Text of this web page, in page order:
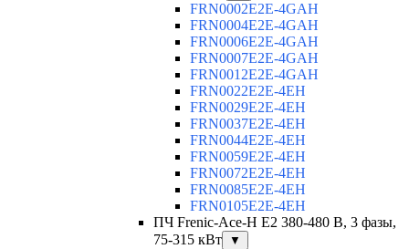
FRN0002E2E-4GAH
FRN0004E2E-4GAH
FRN0006E2E-4GAH
FRN0007E2E-4GAH
FRN0012E2E-4GAH
FRN0022E2E-4EH
FRN0029E2E-4EH
FRN0037E2E-4EH
FRN0044E2E-4EH
FRN0059E2E-4EH
FRN0072E2E-4EH
FRN0085E2E-4EH
FRN0105E2E-4EH
ПЧ Frenic-Ace-H E2 380-480 В, 3 фазы,
75-315 кВт
▼